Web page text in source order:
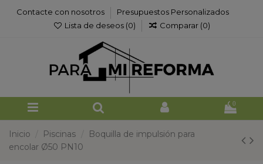
Contacte con nosotros
Presupuestos Personalizados
Lista de deseos (0) Comparar (0)
0
Inicio Piscinas
Boquilla de impulsión para
encolar Ø50 PN10